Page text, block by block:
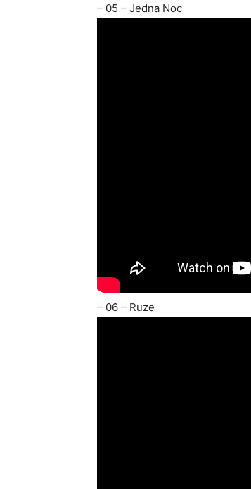
– 05 – Jedna Noc
– 06 – Ruze